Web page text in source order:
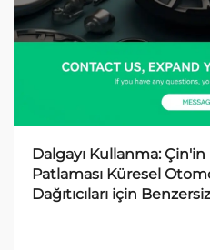
Dalgayı Kullanma:
Patlaması Küresel
Dağıtıcıları için